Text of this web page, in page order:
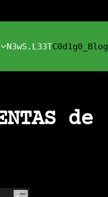
N3wS.L33TC0d1g0_Blog
de